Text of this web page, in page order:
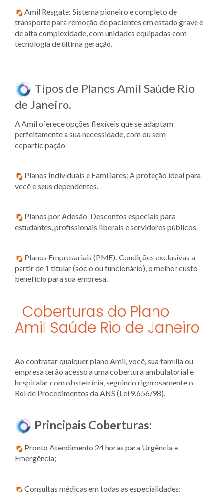
Amil Resgate: Sistema pioneiro e completo de
transporte para remoção de pacientes em estado grave e
de alta complexidade, com unidades equipadas com
tecnologia de última geração.
Tipos de Planos Amil Saúde Rio
de Janeiro.
A Amil oferece opções flexíveis que se adaptam
perfeitamente à sua necessidade, com ou sem
coparticipação:
Planos Individuais e Familiares: A proteção ideal para
você e seus dependentes.
Planos por Adesão: Descontos especiais para
estudantes, profissionais liberais e servidores públicos.
Planos Empresariais (PME): Condições exclusivas a
partir de 1 titular (sócio ou funcionário), o melhor custo-
benefício para sua empresa.
Coberturas do Plano
Amil Saúde Rio de Janeiro
Ao contratar qualquer plano Amil, você, sua família ou
empresa terão acesso a uma cobertura ambulatorial e
hospitalar com obstetrícia, seguindo rigorosamente o
Rol de Procedimentos da ANS (Lei 9.656/98).
Principais Coberturas:
Pronto Atendimento 24 horas para Urgência e
Emergência;
Consultas médicas em todas as especialidades;